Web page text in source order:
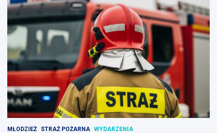
MŁODZIEŻ STRAŻ POŻARNA WYDARZENIA